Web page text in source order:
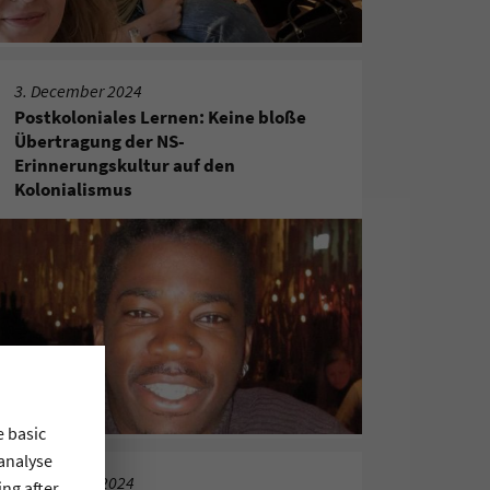
basic
3. December 2024
Postkoloniales Lernen: Keine bloße
Übertragung der NS-
Erinnerungskultur auf den
Kolonialismus
22. October 2024